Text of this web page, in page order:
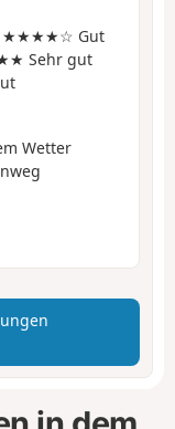
★★★★☆ Gut
Sehr gut
Wetter